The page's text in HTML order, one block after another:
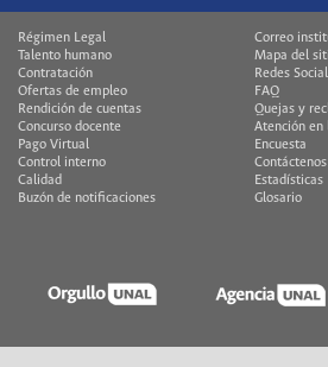
Régimen Legal
Talento humano
Contratación
Ofertas de empleo
Rendición de cuentas
Concurso docente
Pago Virtual
Control interno
Calidad
Buzón de notificaciones
Correo
Mapa del
Redes
FAQ
Quejas y
Atención en
Encuesta
Contáctenos
Estadísticas
Glosario